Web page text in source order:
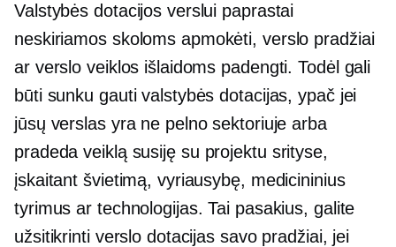
Valstybės dotacijos verslui paprastai
neskiriamos skoloms apmokėti, verslo pradžiai
ar verslo veiklos išlaidoms padengti. Todėl gali
būti sunku gauti valstybės dotacijas, ypač jei
jūsų verslas yra ne pelno sektoriuje arba
pradeda veiklą susiję su projektu srityse,
įskaitant švietimą, vyriausybę, medicininius
tyrimus ar technologijas. Tai pasakius, galite
užsitikrinti verslo dotacijas savo pradžiai, jei